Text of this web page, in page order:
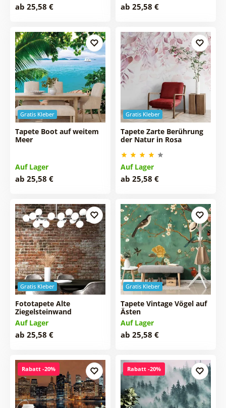
ab 25,58 € ab 25,58 €
Gratis Kleber
Tapete Boot auf weitem
Meer
Auf Lager
ab 25,58 €
Gratis Kleber
Tapete Zarte Berührung
der Natur in Rosa
Auf Lager
ab 25,58 €
Gratis Kleber
Fototapete Alte
Ziegelsteinwand
Auf Lager
ab 25,58 €
Gratis Kleber
Tapete Vintage Vögel auf
Ästen
Auf Lager
ab 25,58 €
Rabatt -20% Rabatt -20%